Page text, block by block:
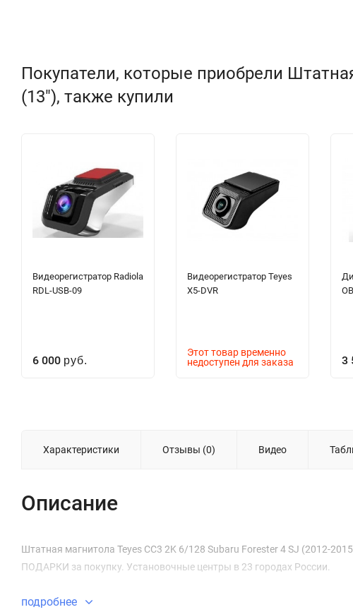
Покупатели, которые приобрели
(13"), также купили
Видеорегистратор Radiola
RDL-USB-09
6 000 руб.
Видеорегистратор Teyes
X5-DVR
Этот товар временно
недоступен для заказа
3
Характеристики Отзывы (0) Видео
Описание
Штатная магнитола Teyes CC3 2K 6/128 Subaru Forester 4 SJ (2012-
ПОДАРКИ за покупку. Установочные центры в 23 городах России.
подробнее